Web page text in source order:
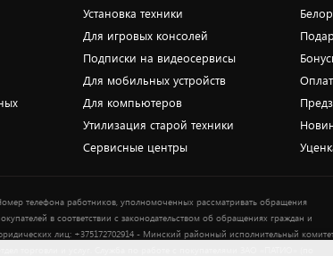
Установка техники
Для игровых консолей
Подписки на видеосервисы
Для мобильных устройств
Для компьютеров
Утилизация старой техники
Сервисные центры
телефона работников, уполномоченных рассматривать обращения
в соответствии с законодательством об обращениях граждан и
лиц: +375172702914 - Минский районный исполнительный